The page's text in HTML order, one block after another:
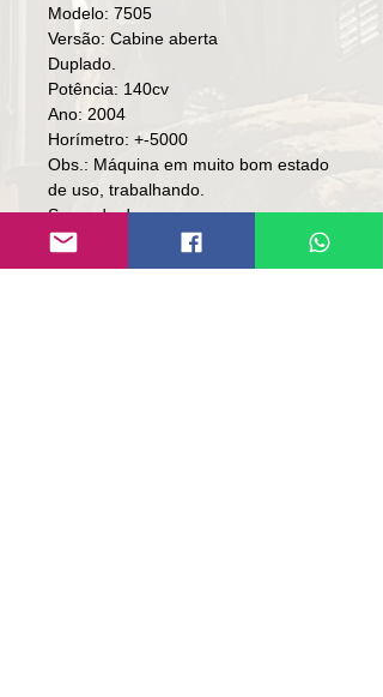
Modelo: 7505
Versão: Cabine aberta
Duplado.
Potência: 140cv
Ano: 2004
Horímetro: +-5000
Obs.: Máquina em muito bom estado
de uso, trabalhando.
Segundo dono.
Valor: R$ 212,000
Local: RS.